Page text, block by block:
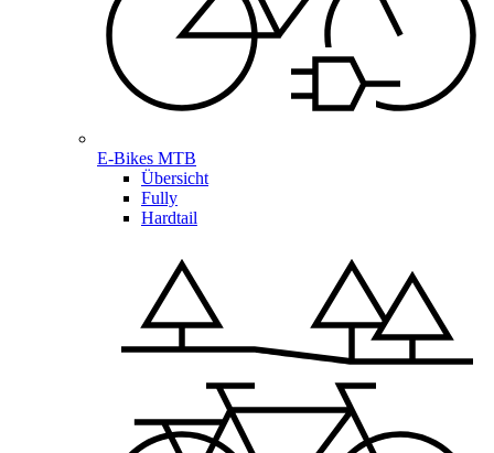
E-Bikes MTB
Übersicht
Fully
Hardtail